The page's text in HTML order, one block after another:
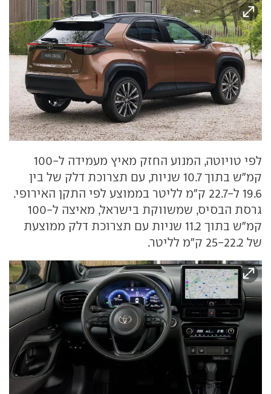
לפי טויוטה, המנוע החזק מאיץ מעמידה ל-100
קמ"ש בתוך 10.7 שניות, עם תצרוכת דלק של בין
19.6 ל-22.7 ק"מ לליטר בממוצע לפי התקן האירופי.
גרסת הבסיס, שמשווקת בישראל, מאיצה ל-100
קמ"ש בתוך 11.2 שניות עם תצרוכת דלק ממוצעת
של 25-22.2 ק"מ לליטר.